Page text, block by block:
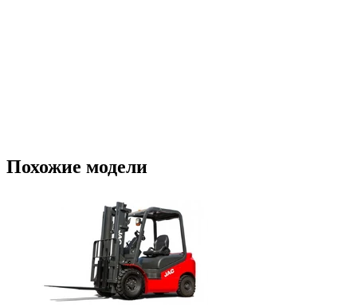
Похожие модели